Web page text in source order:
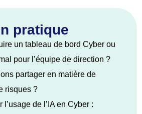
pratique
un tableau de bord Cyber ou
pour l’équipe de direction ?
partager en matière de
risques ?
de l’IA en Cyber :